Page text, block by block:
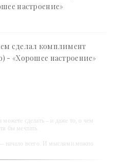
настроение»
сделал комплимент
- «Хорошее настроение»
можете сделать – и даже то, о чем
бы мечтать.
всего. И мыслями можно